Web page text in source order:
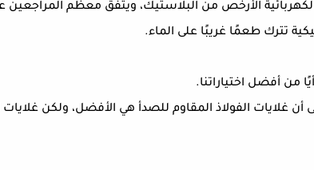
الأرخص من البلاستيك، ويتفق معظم المراجعين
تترك طعمًا غريبًا على الماء.
من أفضل اختياراتنا.
غلايات الفولاذ المقاوم للصدأ هي الأفضل، ولكن غلايات